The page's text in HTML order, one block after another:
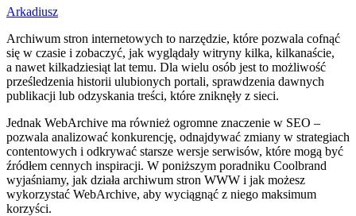
Arkadiusz
Archiwum stron internetowych to narzędzie, które pozwala cofnąć
się w czasie i zobaczyć, jak wyglądały witryny kilka, kilkanaście,
a nawet kilkadziesiąt lat temu. Dla wielu osób jest to możliwość
prześledzenia historii ulubionych portali, sprawdzenia dawnych
publikacji lub odzyskania treści, które zniknęły z sieci.
Jednak WebArchive ma również ogromne znaczenie w SEO –
pozwala analizować konkurencję, odnajdywać zmiany w strategiach
contentowych i odkrywać starsze wersje serwisów, które mogą być
źródłem cennych inspiracji. W poniższym poradniku Coolbrand
wyjaśniamy, jak działa archiwum stron WWW i jak możesz
wykorzystać WebArchive, aby wyciągnąć z niego maksimum
korzyści.